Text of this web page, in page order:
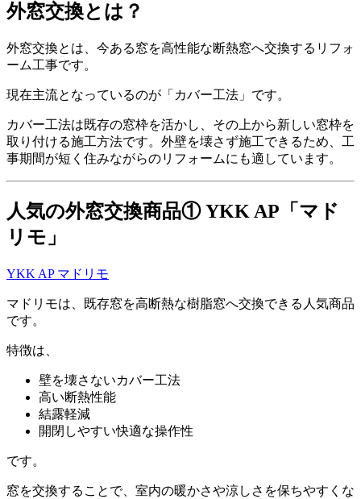
外窓交換とは？
外窓交換とは、今ある窓を高性能な断熱窓へ交換するリフォ
ーム工事です。
現在主流となっているのが「カバー工法」です。
カバー工法は既存の窓枠を活かし、その上から新しい窓枠を
取り付ける施工方法です。外壁を壊さず施工できるため、工
事期間が短く住みながらのリフォームにも適しています。
人気の外窓交換商品① YKK AP「マド
リモ」
YKK AP マドリモ
マドリモは、既存窓を高断熱な樹脂窓へ交換できる人気商品
です。
特徴は、
壁を壊さないカバー工法
高い断熱性能
結露軽減
開閉しやすい快適な操作性
です。
窓を交換することで、室内の暖かさや涼しさを保ちやすくな